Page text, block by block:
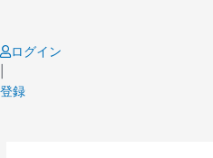
content
ログイン
登録